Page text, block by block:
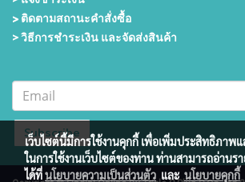
> ติดตามสถานะคำสั่งซื้อ
> วิธีการชำระเงิน และจัดส่งสินค้า
Subscribe
เว็บไซต์นี้มีการใช้งานคุกกี้ เพื่อเพิ่มประสิทธิภาพ
ในการใช้งานเว็บไซต์ของท่าน ท่านสามารถอ่านร
ได้ที่นโยบายความเป็นส่วนตัว และนโยบายคุกกี้